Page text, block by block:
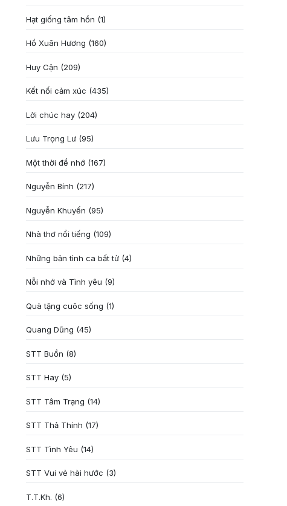
Hạt giống tâm hồn (1)
Hồ Xuân Hương (160)
Huy Cận (209)
Kết nối cảm xúc (435)
Lời chúc hay (204)
Lưu Trọng Lư (95)
Một thời để nhớ (167)
Nguyễn Bính (217)
Nguyễn Khuyến (95)
Nhà thơ nổi tiếng (109)
Những bản tình ca bất tử (4)
Nỗi nhớ và Tình yêu (9)
Quà tặng cuôc sống (1)
Quang Dũng (45)
STT Buồn (8)
STT Hay (5)
STT Tâm Trạng (14)
STT Thả Thính (17)
STT Tình Yêu (14)
STT Vui vẻ hài hước (3)
T.T.Kh. (6)